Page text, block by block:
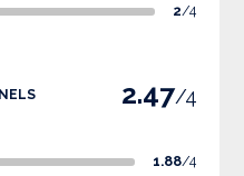
2/4
2.47/4
1.88/4